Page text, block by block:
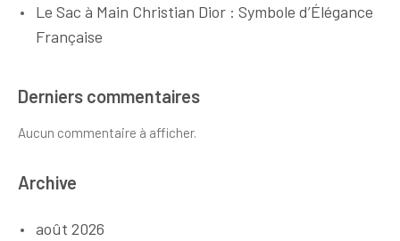
Le Sac à Main Christian Dior : Symbole d’Élégance
Française
Derniers commentaires
Aucun commentaire à afficher.
Archive
août 2026